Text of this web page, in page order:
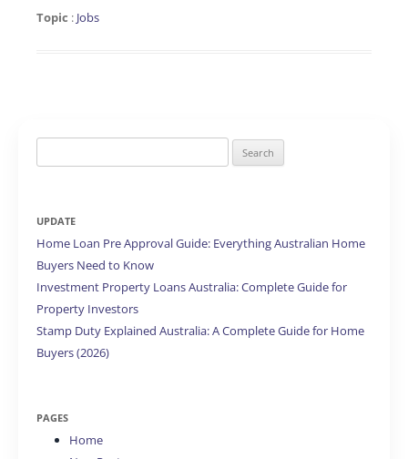
Topic : Jobs
for:
UPDATE
Home Loan Pre Approval Guide: Everything Australian Home
Buyers Need to Know
Investment Property Loans Australia: Complete Guide for
Property Investors
Stamp Duty Explained Australia: A Complete Guide for Home
Buyers (2026)
PAGES
Home